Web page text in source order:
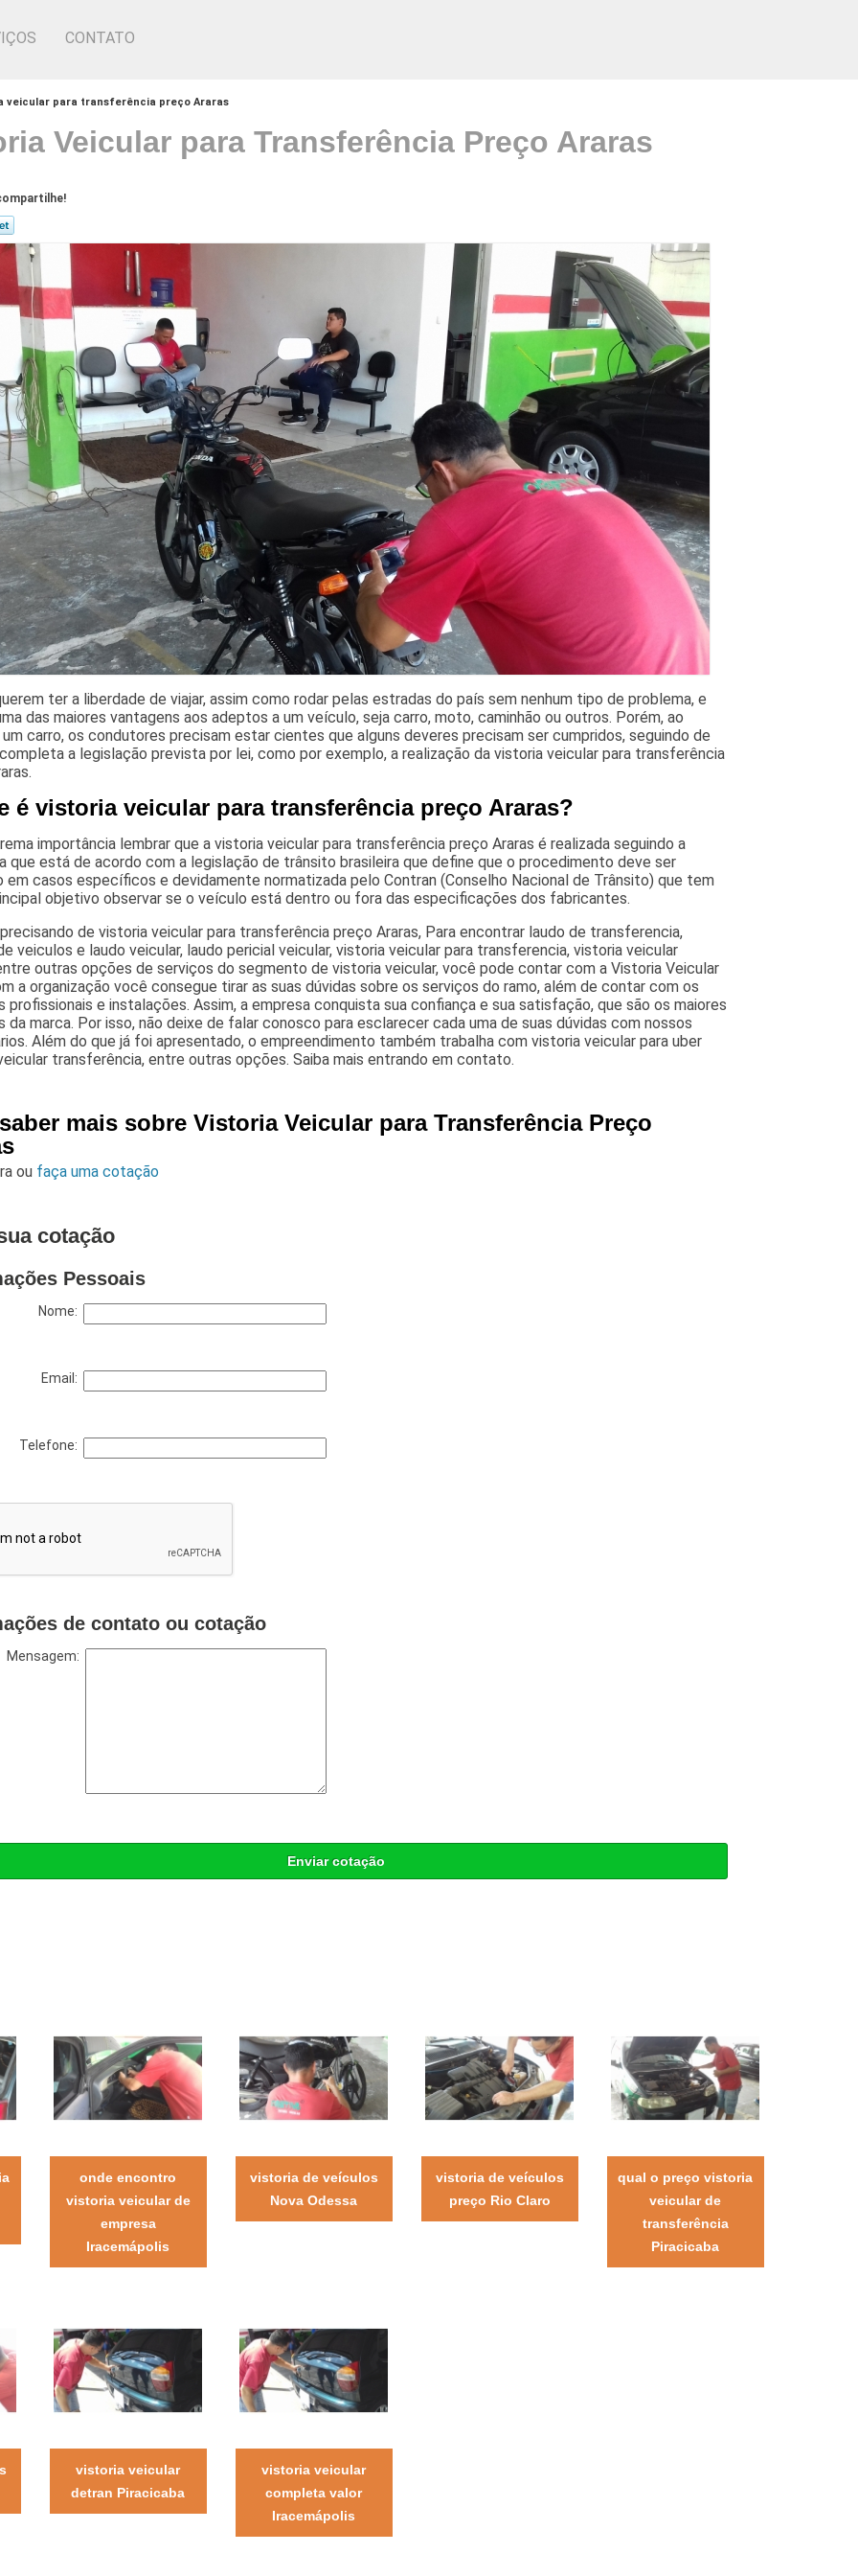
CONTATO
veicular para transferência preço Araras
Veicular para Transferência Preço Araras
ter a liberdade de viajar, assim como rodar pelas estradas do país sem nenhum tipo de problema, e
das maiores vantagens aos adeptos a um veículo, seja carro, moto, caminhão ou outros. Porém, ao
carro, os condutores precisam estar cientes que alguns deveres precisam ser cumpridos, seguindo de
a legislação prevista por lei, como por exemplo, a realização da vistoria veicular para transferência
é vistoria veicular para transferência preço Araras?
importância lembrar que a vistoria veicular para transferência preço Araras é realizada seguindo a
que está de acordo com a legislação de trânsito brasileira que define que o procedimento deve ser
em casos específicos e devidamente normatizada pelo Contran (Conselho Nacional de Trânsito) que tem
objetivo observar se o veículo está dentro ou fora das especificações dos fabricantes.
de vistoria veicular para transferência preço Araras, Para encontrar laudo de transferencia,
veiculos e laudo veicular, laudo pericial veicular, vistoria veicular para transferencia, vistoria veicular
outras opções de serviços do segmento de vistoria veicular, você pode contar com a Vistoria Veicular
a organização você consegue tirar as suas dúvidas sobre os serviços do ramo, além de contar com os
profissionais e instalações. Assim, a empresa conquista sua confiança e sua satisfação, que são os maiores
da marca. Por isso, não deixe de falar conosco para esclarecer cada uma de suas dúvidas com nossos
Além do que já foi apresentado, o empreendimento também trabalha com vistoria veicular para uber
transferência, entre outras opções. Saiba mais entrando em contato.
mais sobre Vistoria Veicular para Transferência Preço
ou faça uma cotação
cotação
Pessoais
Nome:
Email:
Telefone:
de contato ou cotação
Mensagem:
Enviar cotação
onde encontro
vistoria veicular de
empresa
Iracemápolis
vistoria de veículos
Nova Odessa
vistoria de veículos
preço Rio Claro
qual o preço vistoria
veicular de
transferência
Piracicaba
vistoria veicular
detran Piracicaba
vistoria veicular
completa valor
Iracemápolis